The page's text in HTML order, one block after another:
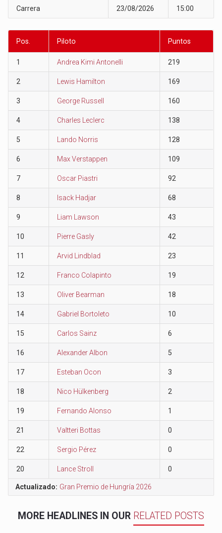
Carrera 23/08/2026 15:00
Pos. Piloto Puntos
1 Andrea Kimi Antonelli 219
2 Lewis Hamilton 169
3 George Russell 160
4 Charles Leclerc 138
5 Lando Norris 128
6 Max Verstappen 109
7 Oscar Piastri 92
8 Isack Hadjar 68
9 Liam Lawson 43
10 Pierre Gasly 42
11 Arvid Lindblad 23
12 Franco Colapinto 19
13 Oliver Bearman 18
14 Gabriel Bortoleto 10
15 Carlos Sainz 6
16 Alexander Albon 5
17 Esteban Ocon 3
18 Nico Hülkenberg 2
19 Fernando Alonso 1
21 Valtteri Bottas 0
22 Sergio Pérez 0
20 Lance Stroll 0
Actualizado: Gran Premio de Hungría 2026
MORE HEADLINES IN OUR RELATED POSTS